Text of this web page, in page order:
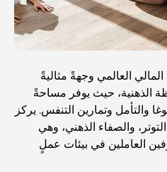
دبي: دليل شامل لعشاق القهوة
دليل شامل للانتقال
دبي: ملاذ فاخر
العالمي وجهةً مثاليةً
الذهنية، حيث يوفر مساحةً
والتأمل وتمارين التنفس. يركز
والصفاء الذهني، وهي
العاملين في بيئات عملٍ